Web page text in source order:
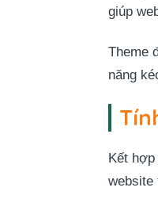
giúp
Theme
năng
Kết
website